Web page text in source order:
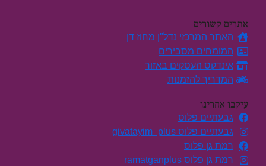
אתרים קשורים
האתר המרכזי נדל"ן מחוז דן
המומחים מסבירים
אינדקס העסקים באזור
המדריך להזמנות
עיקבו אחרינו
גבעתיים פלוס
גבעתיים פלוס givatayim_plus
רמת גן פלוס
רמת גן פלוס ramatganplus